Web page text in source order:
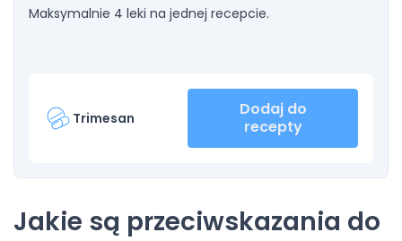
Maksymalnie 4 leki na jednej recepcie.
Trimesan
Dodaj do
recepty
Jakie są przeciwskazania do